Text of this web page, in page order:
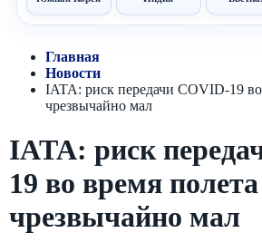
Главная
Новости
IATA: риск передачи COVID-19
чрезвычайно мал
IATA: риск
19 во время полета
чрезвычайно мал